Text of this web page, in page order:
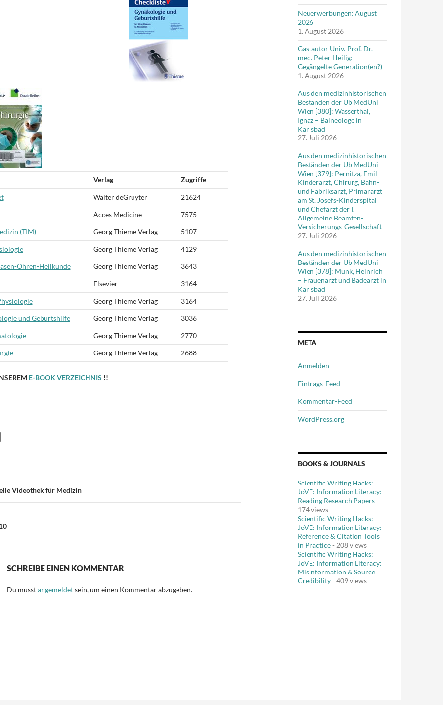
Verlag Zugriffe
Walter deGruyter 21624
Acces Medicine 7575
(TIM) Georg Thieme Verlag 5107
Georg Thieme Verlag 4129
Ohren-Heilkunde Georg Thieme Verlag 3643
Elsevier 3164
Georg Thieme Verlag 3164
und Geburtshilfe Georg Thieme Verlag 3036
Georg Thieme Verlag 2770
Georg Thieme Verlag 2688
E-BOOK VERZEICHNIS !!
Videothek für Medizin
SCHREIBE EINEN KOMMENTAR
Du musstangemeldetsein, um einen Kommentar abzugeben.
Neuerwerbungen: August
2026
1. August 2026
Gastautor Univ.-Prof. Dr.
med. Peter Heilig:
Gegängelte Generation(en?)
1. August 2026
Aus den medizinhistorischen
Beständen der Ub MedUni
Wien [380]: Wasserthal,
Ignaz – Balneologe in
Karlsbad
27. Juli 2026
Aus den medizinhistorischen
Beständen der Ub MedUni
Wien [379]: Pernitza, Emil –
Kinderarzt, Chirurg, Bahn-
und Fabriksarzt, Primararzt
am St. Josefs-Kinderspital
und Chefarzt der I.
Allgemeine Beamten-
Versicherungs-Gesellschaft
27. Juli 2026
Aus den medizinhistorischen
Beständen der Ub MedUni
Wien [378]: Munk, Heinrich
– Frauenarzt und Badearzt in
Karlsbad
27. Juli 2026
META
Anmelden
Eintrags-Feed
Kommentar-Feed
WordPress.org
BOOKS & JOURNALS
Scientific Writing Hacks:
JoVE: Information Literacy:
Reading Research Papers-
174 views
Scientific Writing Hacks:
JoVE: Information Literacy:
Reference & Citation Tools
in Practice- 208 views
Scientific Writing Hacks:
JoVE: Information Literacy:
Misinformation & Source
Credibility- 409 views